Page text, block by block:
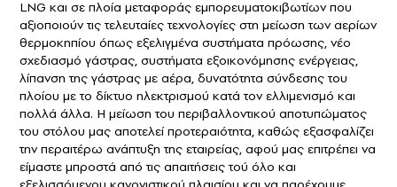
LNG και σε πλοία μεταφοράς εμπορευματοκιβωτίων που
αξιοποιούν τις τελευταίες τεχνολογίες στη μείωση των αερίων
θερμοκηπίου όπως εξελιγμένα συστήματα πρόωσης, νέο
σχεδιασμό γάστρας, συστήματα εξοικονόμησης ενέργειας,
λίπανση της γάστρας με αέρα, δυνατότητα σύνδεσης του
πλοίου με το δίκτυο ηλεκτρισμού κατά τον ελλιμενισμό και
πολλά άλλα. Η μείωση του περιβαλλοντικού αποτυπώματος
του στόλου μας αποτελεί προτεραιότητα, καθώς εξασφαλίζει
την περαιτέρω ανάπτυξη της εταιρείας, αφού μας επιτρέπει να
είμαστε μπροστά από τις απαιτήσεις τού όλο και